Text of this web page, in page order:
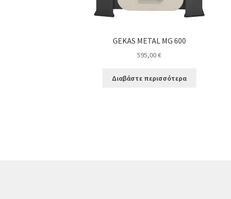
GEKAS METAL MG 600
595,00€
Διαβάστε περισσότερα